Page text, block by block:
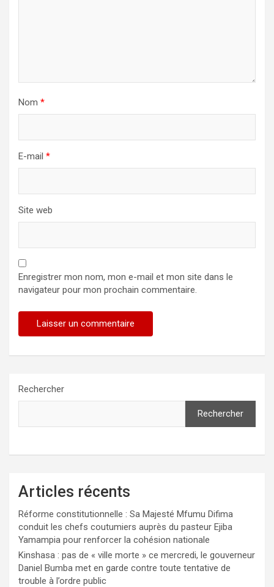
Nom *
E-mail *
Site web
Enregistrer mon nom, mon e-mail et mon site dans le
navigateur pour mon prochain commentaire.
Rechercher
Rechercher
Articles récents
Réforme constitutionnelle : Sa Majesté Mfumu Difima
conduit les chefs coutumiers auprès du pasteur Ejiba
Yamampia pour renforcer la cohésion nationale
Kinshasa : pas de « ville morte » ce mercredi, le gouverneur
Daniel Bumba met en garde contre toute tentative de
trouble à l’ordre public